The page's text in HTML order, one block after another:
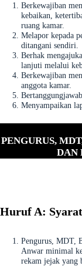
Berkewajiban
kebaikan,
ruang kamar.
Melapor kepada
ditangani sendiri.
Berhak
lanjuti melalui
Berkewajiban
anggota kamar.
Menyampaikan
PENGURUS,
DAN
Huruf A:
Pengurus, MDT,
Anwar minimal
rekam jejak yang